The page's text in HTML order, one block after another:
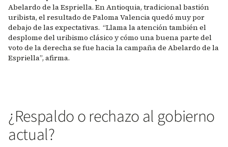
Abelardo de la Espriella. En Antioquia, tradicional bastión
uribista, el resultado de Paloma Valencia quedó muy por
debajo de las expectativas. “Llama la atención también el
desplome del uribismo clásico y cómo una buena parte del
voto de la derecha se fue hacia la campaña de Abelardo de la
Espriella”, afirma.
¿Respaldo o rechazo al gobierno
actual?